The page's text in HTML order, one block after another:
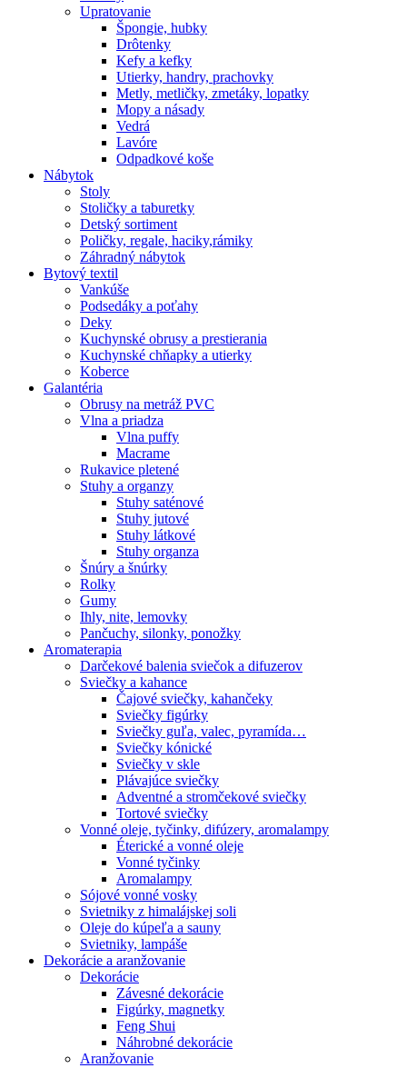
Upratovanie
Špongie, hubky
Drôtenky
Kefy a kefky
Utierky, handry, prachovky
Metly, metličky, zmetáky, lopatky
Mopy a násady
Vedrá
Lavóre
Odpadkové koše
Nábytok
Stoly
Stoličky a taburetky
Detský sortiment
Poličky, regale, haciky,rámiky
Záhradný nábytok
Bytový textil
Vankúše
Podsedáky a poťahy
Deky
Kuchynské obrusy a prestierania
Kuchynské chňapky a utierky
Koberce
Galantéria
Obrusy na metráž PVC
Vlna a priadza
Vlna puffy
Macrame
Rukavice pletené
Stuhy a organzy
Stuhy saténové
Stuhy jutové
Stuhy látkové
Stuhy organza
Šnúry a šnúrky
Rolky
Gumy
Ihly, nite, lemovky
Pančuchy, silonky, ponožky
Aromaterapia
Darčekové balenia sviečok a difuzerov
Sviečky a kahance
Čajové sviečky, kahančeky
Sviečky figúrky
Sviečky guľa, valec, pyramída…
Sviečky kónické
Sviečky v skle
Plávajúce sviečky
Adventné a stromčekové sviečky
Tortové sviečky
Vonné oleje, tyčinky, difúzery, aromalampy
Éterické a vonné oleje
Vonné tyčinky
Aromalampy
Sójové vonné vosky
Svietniky z himalájskej soli
Oleje do kúpeľa a sauny
Svietniky, lampáše
Dekorácie a aranžovanie
Dekorácie
Závesné dekorácie
Figúrky, magnetky
Feng Shui
Náhrobné dekorácie
Aranžovanie